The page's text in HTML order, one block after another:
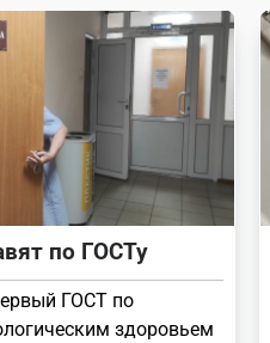
span>
по ГОСТу
ГОСТ по
здоровьем